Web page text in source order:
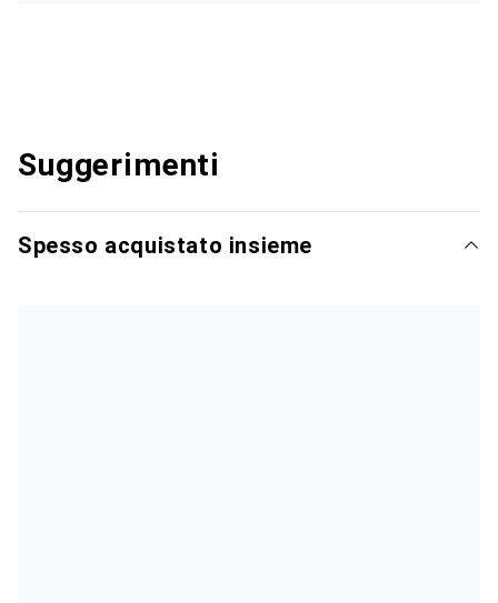
Suggerimenti
Spesso acquistato insieme